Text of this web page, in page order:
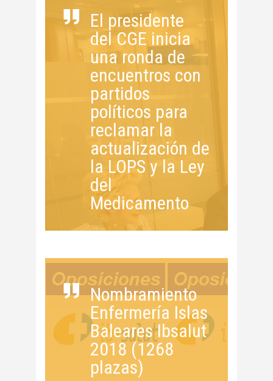
El presidente
del CGE inicia
una ronda de
encuentros con
partidos
políticos para
reclamar la
actualización de
la LOPS y la Ley
del
Medicamento
Nombramiento
Enfermería Islas
Baleares Ibsalut
2018 (1268
plazas)